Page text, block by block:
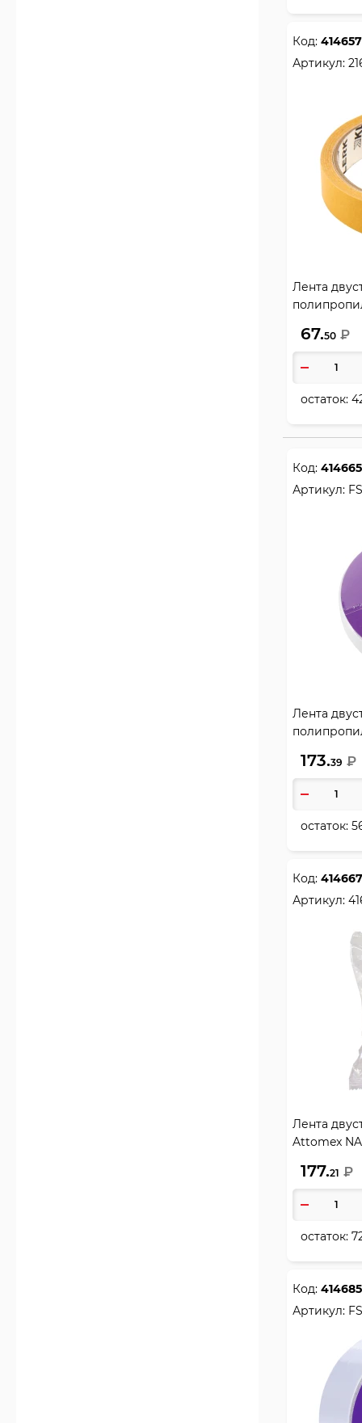
Код: 414657
Артикул:
Лента
67.50 ₽
остаток:
Код:
Артикул:
Лента
173.39 ₽
остаток:
Код:
Артикул:
Лента
Attomex
177.21 ₽
остаток:
Код: 414685
Артикул: